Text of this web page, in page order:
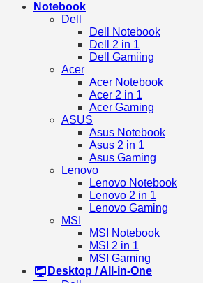
Notebook
Dell
Dell Notebook
Dell 2 in 1
Dell Gamiing
Acer
Acer Notebook
Acer 2 in 1
Acer Gaming
ASUS
Asus Notebook
Asus 2 in 1
Asus Gaming
Lenovo
Lenovo Notebook
Lenovo 2 in 1
Lenovo Gaming
MSI
MSI Notebook
MSI 2 in 1
MSI Gaming
Desktop / All-in-One